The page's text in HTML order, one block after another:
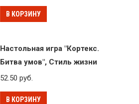
В КОРЗИНУ
Настольная игра "Кортекс.
Битва умов", Стиль жизни
52.50руб.
В КОРЗИНУ